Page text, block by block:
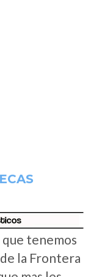
que tenemos
la Frontera